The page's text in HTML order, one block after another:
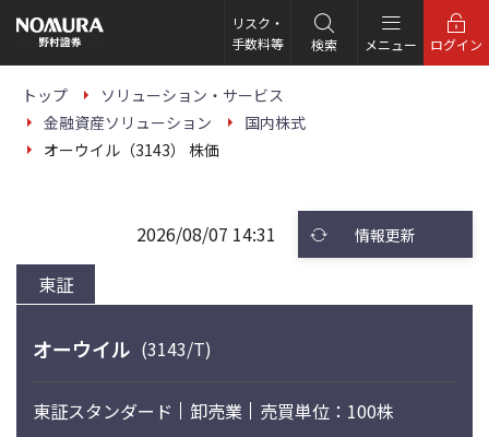
の
ー
リスク・
手数料等
検索 メニュー ログイン
トップ
ソリューション・サービス
金融資産ソリューション
国内株式
オーウイル（3143） 株価
東証
2026/08/07 14:31 情報更新
オーウイル (3143/T)
東証スタンダード 卸売業 売買単位：100株